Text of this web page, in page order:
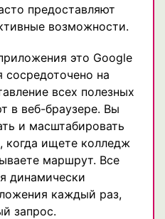
предоставляют
возможности.
это Google
на
всех полезных
в веб-браузере. Вы
и масштабировать
когда ищете колледж
маршрут. Все
динамически
каждый раз,
запрос.